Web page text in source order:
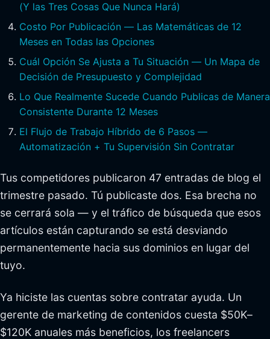
(Y las Tres Cosas Que Nunca Hará)
Costo Por Publicación — Las Matemáticas de 12
Meses en Todas las Opciones
Cuál Opción Se Ajusta a Tu Situación — Un Mapa de
Decisión de Presupuesto y Complejidad
Lo Que Realmente Sucede Cuando Publicas de Manera
Consistente Durante 12 Meses
El Flujo de Trabajo Híbrido de 6 Pasos —
Automatización + Tu Supervisión Sin Contratar
Tus competidores publicaron 47 entradas de blog el
trimestre pasado. Tú publicaste dos. Esa brecha no
se cerrará sola — y el tráfico de búsqueda que esos
artículos están capturando se está desviando
permanentemente hacia sus dominios en lugar del
tuyo.
Ya hiciste las cuentas sobre contratar ayuda. Un
gerente de marketing de contenidos cuesta $50K–
$120K anuales más beneficios, los freelancers